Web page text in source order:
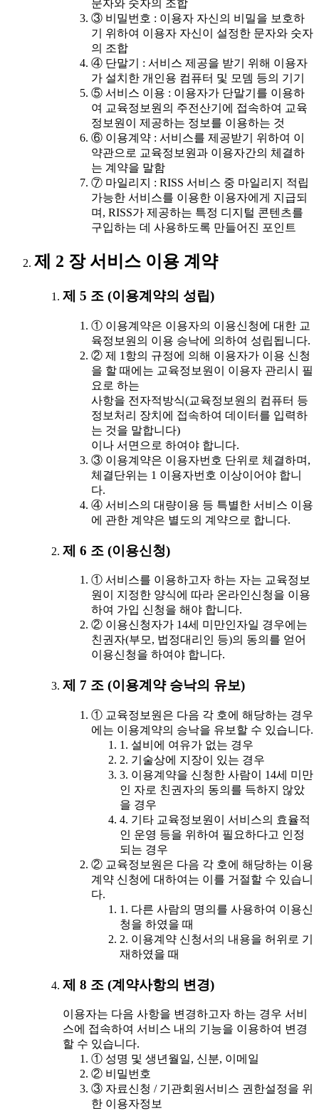
문자와 숫자의 조합
③ 비밀번호 : 이용자 자신의 비밀을 보호하
기 위하여 이용자 자신이 설정한 문자와 숫자
의 조합
④ 단말기 : 서비스 제공을 받기 위해 이용자
가 설치한 개인용 컴퓨터 및 모뎀 등의 기기
⑤ 서비스 이용 : 이용자가 단말기를 이용하
여 교육정보원의 주전산기에 접속하여 교육
정보원이 제공하는 정보를 이용하는 것
⑥ 이용계약 : 서비스를 제공받기 위하여 이
약관으로 교육정보원과 이용자간의 체결하
는 계약을 말함
⑦ 마일리지 : RISS 서비스 중 마일리지 적립
가능한 서비스를 이용한 이용자에게 지급되
며, RISS가 제공하는 특정 디지털 콘텐츠를
구입하는 데 사용하도록 만들어진 포인트
제 2 장 서비스 이용 계약
제 5 조 (이용계약의 성립)
① 이용계약은 이용자의 이용신청에 대한 교
육정보원의 이용 승낙에 의하여 성립됩니다.
② 제 1항의 규정에 의해 이용자가 이용 신청
을 할 때에는 교육정보원이 이용자 관리시 필
요로 하는
사항을 전자적방식(교육정보원의 컴퓨터 등
정보처리 장치에 접속하여 데이터를 입력하
는 것을 말합니다)
이나 서면으로 하여야 합니다.
③ 이용계약은 이용자번호 단위로 체결하며,
체결단위는 1 이용자번호 이상이어야 합니
다.
④ 서비스의 대량이용 등 특별한 서비스 이용
에 관한 계약은 별도의 계약으로 합니다.
제 6 조 (이용신청)
① 서비스를 이용하고자 하는 자는 교육정보
원이 지정한 양식에 따라 온라인신청을 이용
하여 가입 신청을 해야 합니다.
② 이용신청자가 14세 미만인자일 경우에는
친권자(부모, 법정대리인 등)의 동의를 얻어
이용신청을 하여야 합니다.
제 7 조 (이용계약 승낙의 유보)
① 교육정보원은 다음 각 호에 해당하는 경우
에는 이용계약의 승낙을 유보할 수 있습니다.
1. 설비에 여유가 없는 경우
2. 기술상에 지장이 있는 경우
3. 이용계약을 신청한 사람이 14세 미만
인 자로 친권자의 동의를 득하지 않았
을 경우
4. 기타 교육정보원이 서비스의 효율적
인 운영 등을 위하여 필요하다고 인정
되는 경우
② 교육정보원은 다음 각 호에 해당하는 이용
계약 신청에 대하여는 이를 거절할 수 있습니
다.
1. 다른 사람의 명의를 사용하여 이용신
청을 하였을 때
2. 이용계약 신청서의 내용을 허위로 기
재하였을 때
제 8 조 (계약사항의 변경)
이용자는 다음 사항을 변경하고자 하는 경우 서비
스에 접속하여 서비스 내의 기능을 이용하여 변경
할 수 있습니다.
① 성명 및 생년월일, 신분, 이메일
② 비밀번호
③ 자료신청 / 기관회원서비스 권한설정을 위
한 이용자정보